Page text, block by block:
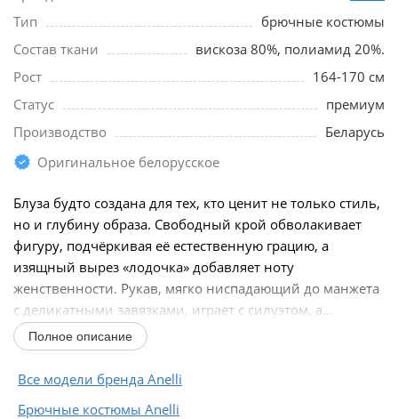
Тип
брючные костюмы
Состав ткани
вискоза 80%, полиамид 20%.
Рост
164-170 см
Статус
премиум
Производство
Беларусь
Оригинальное белорусское
Блуза будто создана для тех, кто ценит не только стиль,
но и глубину образа. Свободный крой обволакивает
фигуру, подчёркивая её естественную грацию, а
изящный вырез «лодочка» добавляет ноту
женственности. Рукав, мягко ниспадающий до манжета
с деликатными завязками, играет с силуэтом, а...
Полное описание
Все модели бренда Anelli
Брючные костюмы Anelli